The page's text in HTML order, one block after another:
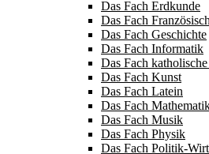
Das Fach Erdkunde
Das Fach Französisch
Das Fach Geschichte
Das Fach Informatik
Das Fach
Das Fach Kunst
Das Fach Latein
Das Fach
Das Fach Musik
Das Fach Physik
Das Fach Politik-